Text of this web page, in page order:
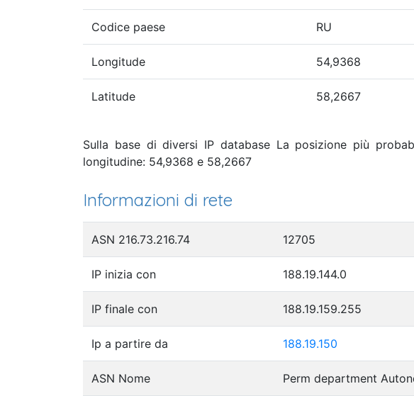
Codice paese RU
Longitude 54,9368
Latitude 58,2667
Sulla base di diversi IP database La posizione più
longitudine: 54,9368 e 58,2667
Informazioni di rete
ASN 216.73.216.74 12705
IP inizia con 188.19.144.0
IP finale con 188.19.159.255
Ip a partire da 188.19.150
ASN Nome